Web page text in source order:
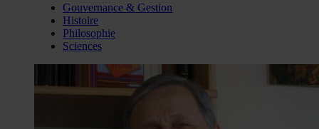
Gouvernance & Gestion
Histoire
Philosophie
Sciences